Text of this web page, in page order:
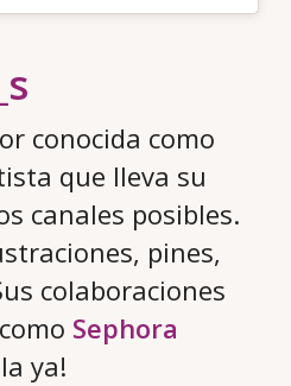
conocida como
que lleva su
canales posibles.
pines,
colaboraciones
Sephora
ya!